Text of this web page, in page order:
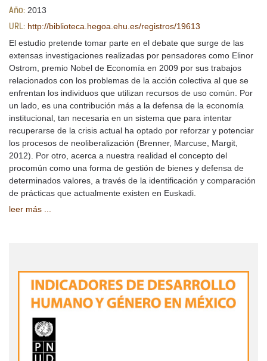
Año: 2013
URL: http://biblioteca.hegoa.ehu.es/registros/19613
El estudio pretende tomar parte en el debate que surge de las
extensas investigaciones realizadas por pensadores como Elinor
Ostrom, premio Nobel de Economía en 2009 por sus trabajos
relacionados con los problemas de la acción colectiva al que se
enfrentan los individuos que utilizan recursos de uso común. Por
un lado, es una contribución más a la defensa de la economía
institucional, tan necesaria en un sistema que para intentar
recuperarse de la crisis actual ha optado por reforzar y potenciar
los procesos de neoliberalización (Brenner, Marcuse, Margit,
2012). Por otro, acerca a nuestra realidad el concepto del
procomún como una forma de gestión de bienes y defensa de
determinados valores, a través de la identificación y comparación
de prácticas que actualmente existen en Euskadi.
leer más ...